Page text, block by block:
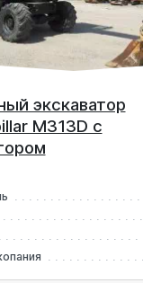
экскаватор
M313D с